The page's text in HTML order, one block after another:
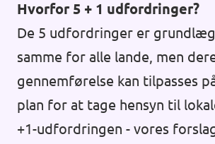
Hvorfor 5 + 1 udfordringer?
De 5 udfordringer er
samme for alle lande, men
gennemførelse kan tilpasses
plan for at tage hensyn til
+1-udfordringen - vores